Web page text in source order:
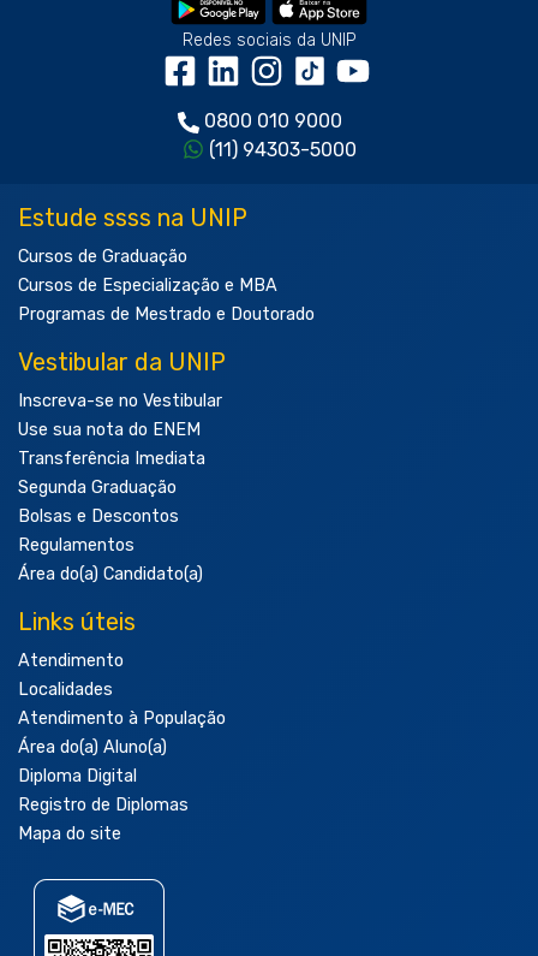
Redes sociais da UNIP
0800 010 9000
(11) 94303-5000
Estude ssss na UNIP
Cursos de Graduação
Cursos de Especialização e MBA
Programas de Mestrado e Doutorado
Vestibular da UNIP
Inscreva-se no Vestibular
Use sua nota do ENEM
Transferência Imediata
Segunda Graduação
Bolsas e Descontos
Regulamentos
Área do(a) Candidato(a)
Links úteis
Atendimento
Localidades
Atendimento à População
Área do(a) Aluno(a)
Diploma Digital
Registro de Diplomas
Mapa do site